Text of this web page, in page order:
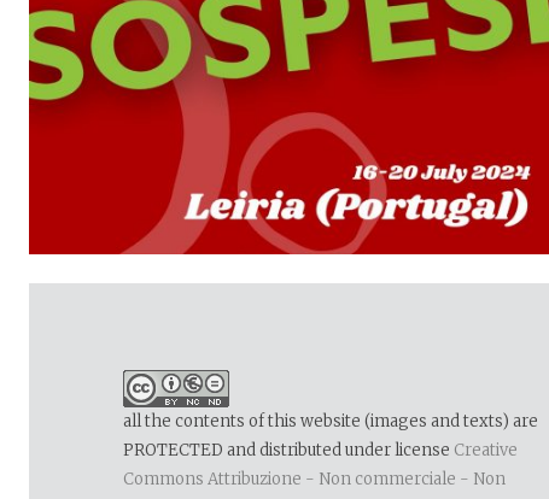
BACI SOSPESI in Portogallo
all the contents of this website (images and texts) are
PROTECTED and distributed under license Creative
Commons Attribuzione - Non commerciale - Non